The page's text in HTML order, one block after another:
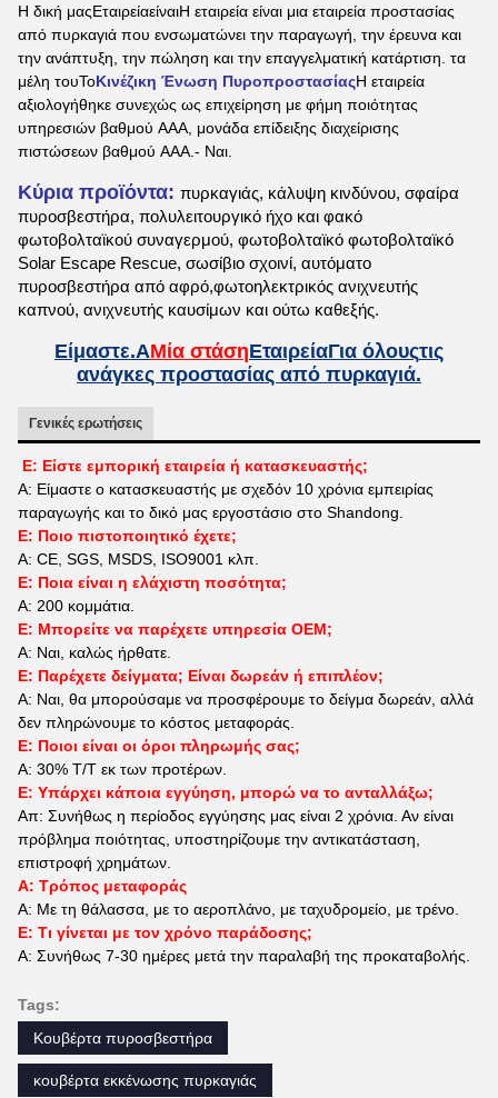
Η δική μαςΕταιρείαείναιΗ εταιρεία είναι μια εταιρεία προστασίας
από πυρκαγιά που ενσωματώνει την παραγωγή, την έρευνα και
την ανάπτυξη, την πώληση και την επαγγελματική κατάρτιση. τα
μέλη τουΤοΚινέζικη Ένωση ΠυροπροστασίαςΗ εταιρεία
αξιολογήθηκε συνεχώς ως επιχείρηση με φήμη ποιότητας
υπηρεσιών βαθμού AAA, μονάδα επίδειξης διαχείρισης
πιστώσεων βαθμού AAA. - Ναι.
Κύρια προϊόντα: πυρκαγιάς, κάλυψη κινδύνου, σφαίρα
πυροσβεστήρα, πολυλειτουργικό ήχο και φακό
φωτοβολταϊκού συναγερμού, φωτοβολταϊκό φωτοβολταϊκό
Solar Escape Rescue, σωσίβιο σχοινί, αυτόματο
πυροσβεστήρα από αφρό,φωτοηλεκτρικός ανιχνευτής
καπνού, ανιχνευτής καυσίμων και ούτω καθεξής.
Είμαστε.ΑΜία στάσηΕταιρείαΓια όλουςτις
ανάγκες προστασίας από πυρκαγιά.
Γενικές ερωτήσεις
Ε: Είστε εμπορική εταιρεία ή κατασκευαστής;
Α: Είμαστε ο κατασκευαστής με σχεδόν 10 χρόνια εμπειρίας
παραγωγής και το δικό μας εργοστάσιο στο Shandong.
Ε: Ποιο πιστοποιητικό έχετε;
Α: CE, SGS, MSDS, ISO9001 κλπ.
Ε: Ποια είναι η ελάχιστη ποσότητα;
Α: 200 κομμάτια.
Ε: Μπορείτε να παρέχετε υπηρεσία OEM;
Α: Ναι, καλώς ήρθατε.
Ε: Παρέχετε δείγματα; Είναι δωρεάν ή επιπλέον;
Α: Ναι, θα μπορούσαμε να προσφέρουμε το δείγμα δωρεάν, αλλά
δεν πληρώνουμε το κόστος μεταφοράς.
Ε: Ποιοι είναι οι όροι πληρωμής σας;
Α: 30% T/T εκ των προτέρων.
Ε: Υπάρχει κάποια εγγύηση, μπορώ να το ανταλλάξω;
Απ: Συνήθως η περίοδος εγγύησης μας είναι 2 χρόνια. Αν είναι
πρόβλημα ποιότητας, υποστηρίζουμε την αντικατάσταση,
επιστροφή χρημάτων.
Α: Τρόπος μεταφοράς
Α: Με τη θάλασσα, με το αεροπλάνο, με ταχυδρομείο, με τρένο.
Ε: Τι γίνεται με τον χρόνο παράδοσης;
Α: Συνήθως 7-30 ημέρες μετά την παραλαβή της προκαταβολής.
Tags:
Κουβέρτα πυροσβεστήρα
κουβέρτα εκκένωσης πυρκαγιάς